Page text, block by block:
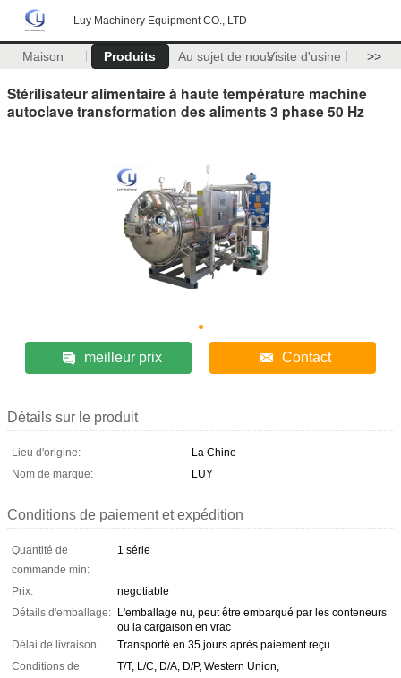
Luy Machinery Equipment CO., LTD
Maison Produits Au sujet de nousVisite d'usine >>
Stérilisateur alimentaire à haute température machine
autoclave transformation des aliments 3 phase 50 Hz
meilleur prix Contact
Détails sur le produit
Lieu d'origine:
La Chine
Nom de marque:
LUY
Conditions de paiement et expédition
Quantité de
commande min:
1 série
Prix:
negotiable
Détails d'emballage: L'emballage nu, peut être embarqué par les conteneurs
ou la cargaison en vrac
Délai de livraison:
Transporté en 35 jours après paiement reçu
Conditions de
T/T, L/C, D/A, D/P, Western Union,